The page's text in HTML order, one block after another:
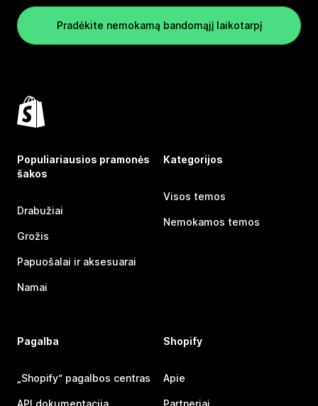
Pradėkite nemokamą bandomąjį laikotarpį
Populiariausios pramonės
šakos
Drabužiai
Grožis
Papuošalai ir aksesuarai
Namai
Kategorijos
Visos temos
Nemokamos temos
Pagalba
„Shopify“ pagalbos centras
Shopify
Apie